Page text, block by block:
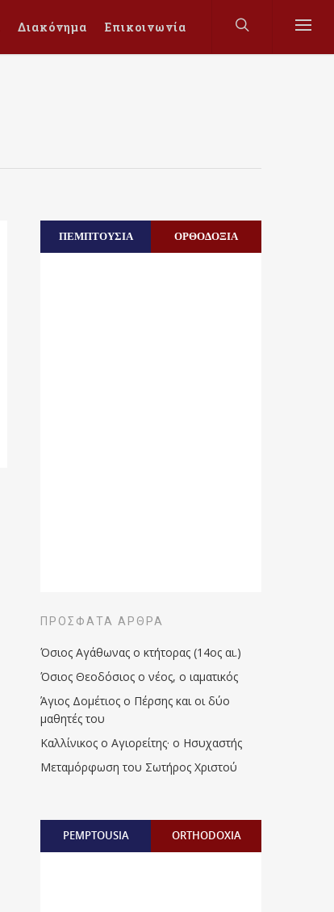
Διακόνημα Επικοινωνία
ΠΕΜΠΤΟΥΣΙΑ ΟΡΘΟΔΟΞΙΑ
ΠΡΌΣΦΑΤΑ ΆΡΘΡΑ
Όσιος Αγάθωνας ο κτήτορας (14ος αι.)
Όσιος Θεοδόσιος ο νέος, ο ιαματικός
Άγιος Δομέτιος ο Πέρσης και οι δύο
μαθητές του
Καλλίνικος ο Αγιορείτης · ο Ησυχαστής
Μεταμόρφωση του Σωτήρος Χριστού
PEMPTOUSIA ORTHODOXIA